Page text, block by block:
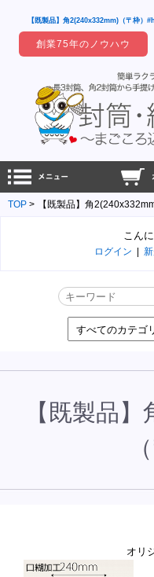
【既製品】角2(240x332mm)（〒枠
創業75年のノウハウ
TOP 【既製品】角
こん
ログイン
【既製品
オリ